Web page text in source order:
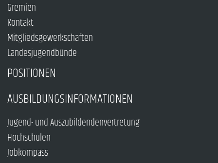
Gremien
Kontakt
Mitgliedsgewerkschaften
Landesjugendbünde
POSITIONEN
AUSBILDUNGSINFORMATIONEN
Jugend- und Auszubildendenvertretung
Hochschulen
Jobkompass